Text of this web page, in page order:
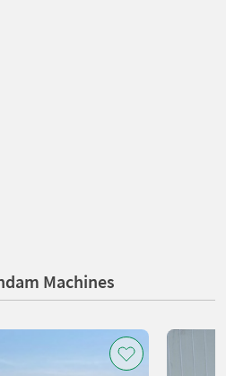
Machines